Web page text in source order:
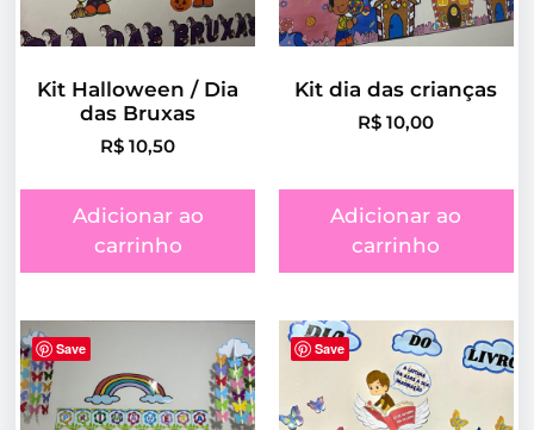
Kit Halloween / Dia
das Bruxas
R$ 10,50
Adicionar ao
carrinho
Kit dia das crianças
R$ 10,00
Adicionar ao
carrinho
Save Save